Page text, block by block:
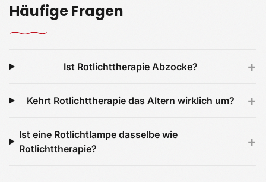
Häufige Fragen
Ist Rotlichttherapie Abzocke? +
Kehrt Rotlichttherapie das Altern wirklich um? +
Ist eine Rotlichtlampe dasselbe wie
Rotlichttherapie?
+